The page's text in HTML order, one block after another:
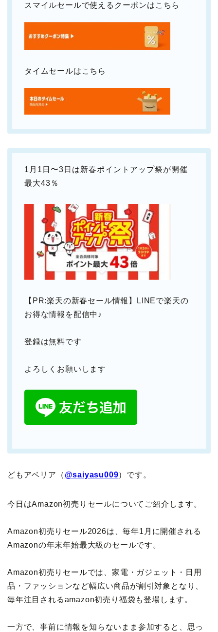
スマイルセールで使えるクーポンはこちら
タイムセールはこちら
1月1日〜3日は新春ポイントアップ祭が開催
最大43％
【PR:楽天の新春セール情報】LINEで楽天の
お得な情報を配信中♪
登録は無料です
よろしくお願いします
どもアベリア（ @saiyasu009）です。
今日はAmazon初売りセールについてご紹介します。
Amazon初売りセール2026は、毎年1月に開催される
Amazonの年末年始最大級のセールです。
Amazon初売りセールでは、家電・ガジェット・日用
品・ファッションなど幅広い商品が割引対象となり、
毎年注目されるamazon初売り福袋も登場します。
一方で、事前に情報を知らないまま参加すると、思っ